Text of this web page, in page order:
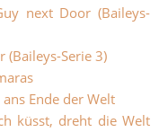
next Door (Baileys-
(Baileys-Serie 3)
Ende der Welt
küsst, dreht die Welt